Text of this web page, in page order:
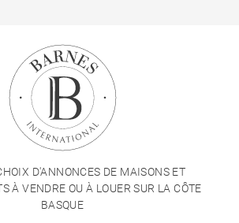
D'ANNONCES DE MAISONS ET
À VENDRE OU À LOUER SUR LA CÔTE
BASQUE